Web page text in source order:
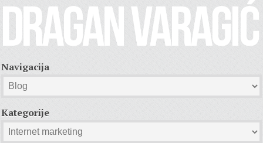
Navigacija
Kategorije